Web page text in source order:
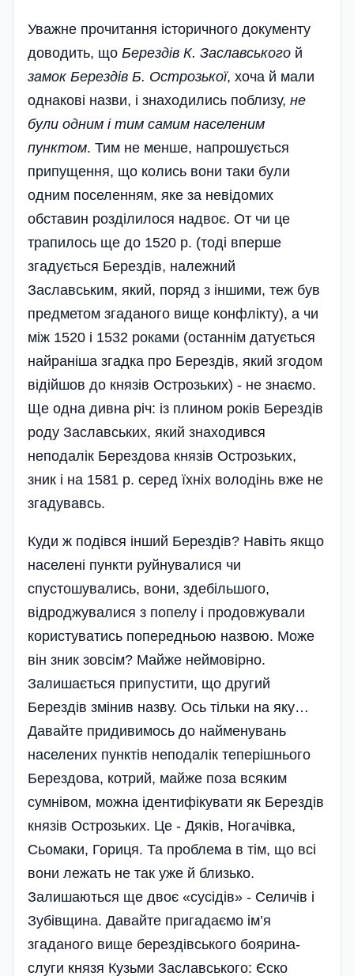
Уважне прочитання історичного документу
доводить, що Берездів К. Заславського й
замок Берездів Б. Острозької, хоча й мали
однакові назви, і знаходились поблизу, не
були одним і тим самим населеним
пунктом. Тим не менше, напрошується
припущення, що колись вони таки були
одним поселенням, яке за невідомих
обставин розділилося надвоє. От чи це
трапилось ще до 1520 р. (тоді вперше
згадується Берездів, належний
Заславським, який, поряд з іншими, теж був
предметом згаданого вище конфлікту), а чи
між 1520 і 1532 роками (останнім датується
найраніша згадка про Берездів, який згодом
відійшов до князів Острозьких) - не знаємо.
Ще одна дивна річ: із плином років Берездів
роду Заславських, який знаходився
неподалік Берездова князів Острозьких,
зник і на 1581 р. серед їхніх володінь вже не
згадувавсь.
Куди ж подівся інший Берездів? Навіть якщо
населені пункти руйнувалися чи
спустошувались, вони, здебільшого,
відроджувалися з попелу і продовжували
користуватись попередньою назвою. Може
він зник зовсім? Майже неймовірно.
Залишається припустити, що другий
Берездів змінив назву. Ось тільки на яку…
Давайте придивимось до найменувань
населених пунктів неподалік теперішнього
Берездова, котрий, майже поза всяким
сумнівом, можна ідентифікувати як Берездів
князів Острозьких. Це - Дяків, Ногачівка,
Сьомаки, Гориця. Та проблема в тім, що всі
вони лежать не так уже й близько.
Залишаються ще двоє «сусідів» - Селичів і
Зубівщина. Давайте пригадаємо ім’я
згаданого вище берездівського боярина-
слуги князя Кузьми Заславського: Єско